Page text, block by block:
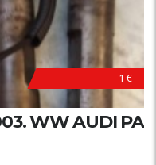
1 €
WW AUDI PA